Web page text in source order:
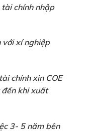
tài chính nhập
với xí nghiệp
chính xin COE
khi xuất
3- 5 năm bên